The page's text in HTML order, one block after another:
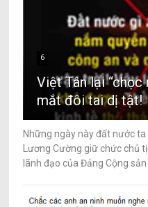
6
Việt Tân lại “chọc
mắt đôi tai dị tật!
Những ngày này đất nước
Lương Cường giữ chức chủ
lãnh đạo của Đảng Cộng sản